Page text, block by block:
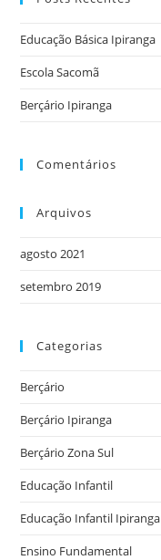
Educação Básica Ipiranga
Escola Sacomã
Berçário Ipiranga
Comentários
Arquivos
agosto 2021
setembro 2019
Categorias
Berçário
Berçário Ipiranga
Berçário Zona Sul
Educação Infantil
Educação Infantil Ipiranga
Ensino Fundamental